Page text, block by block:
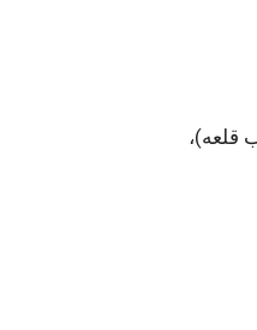
قلعه)،